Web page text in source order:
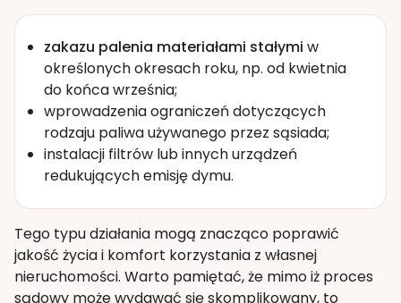
zakazu palenia materiałami stałymi w
określonych okresach roku, np. od kwietnia
do końca września;
wprowadzenia ograniczeń dotyczących
rodzaju paliwa używanego przez sąsiada;
instalacji filtrów lub innych urządzeń
redukujących emisję dymu.
Tego typu działania mogą znacząco poprawić
jakość życia i komfort korzystania z własnej
nieruchomości. Warto pamiętać, że mimo iż proces
sądowy może wydawać się skomplikowany, to